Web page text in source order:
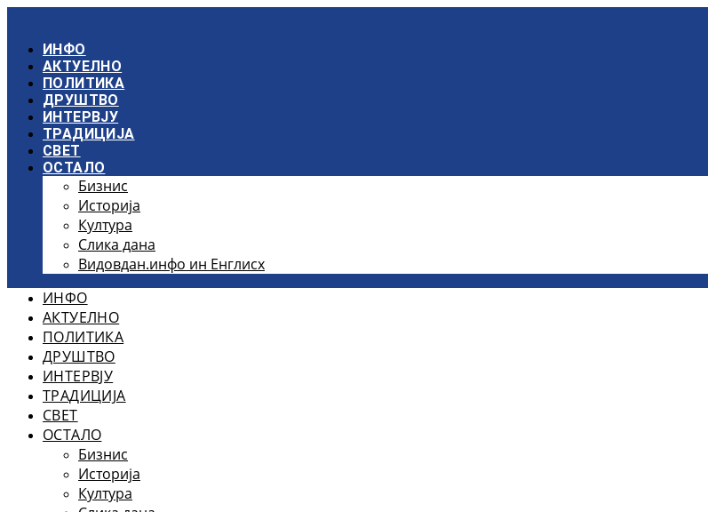
садржајИНФО
АКТУЕЛНО
ПОЛИТИКА
ДРУШТВО
ИНТЕРВЈУ
ТРАДИЦИЈА
СВЕТ
ОСТАЛО
Бизнис
Историја
Култура
Слика дана
Видовдан.инфо ин Енглисх
ИНФО
АКТУЕЛНО
ПОЛИТИКА
ДРУШТВО
ИНТЕРВЈУ
ТРАДИЦИЈА
СВЕТ
ОСТАЛО
Бизнис
Историја
Култура